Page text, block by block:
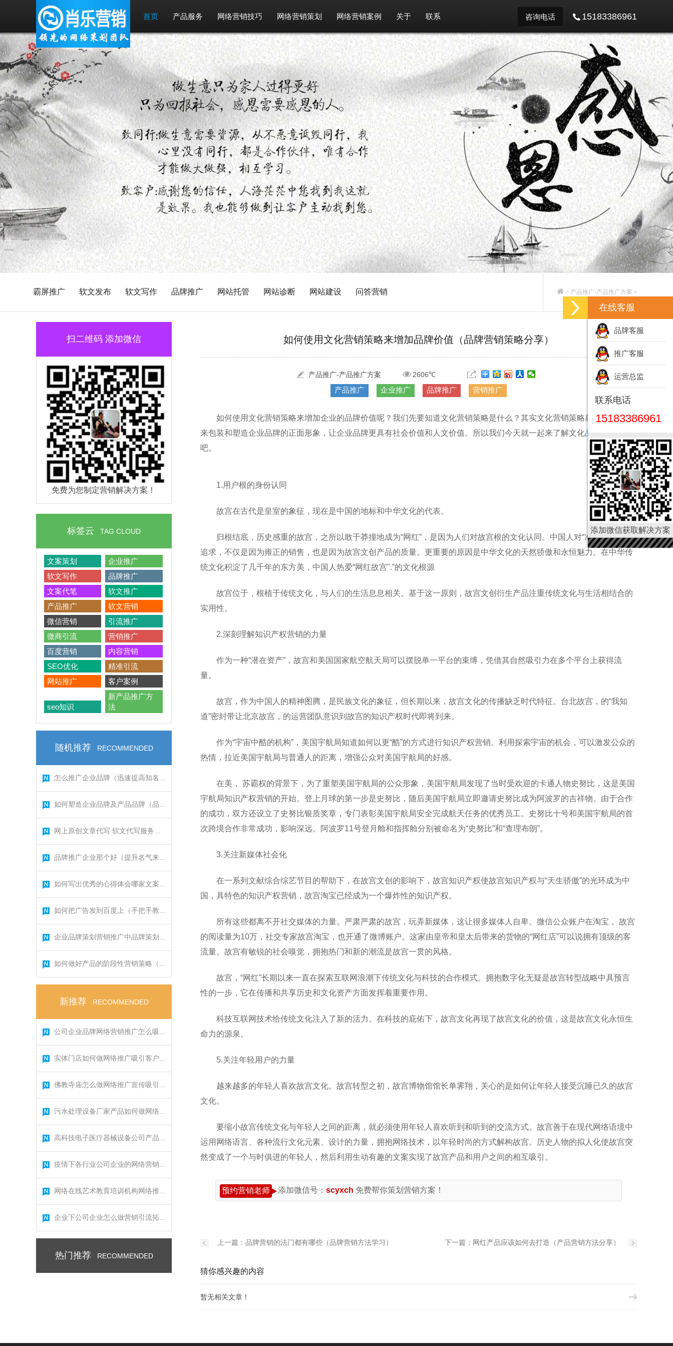
首页 产品服务 网络营销技巧 网络营销策划 网络营销案例 关于 联系 咨询电话 15183386961
霸屏推广 软文发布 软文写作 品牌推广 网站托管 网站诊断 网站建设 问答营销 > 产品推广-产品推广方案 >
扫二维码 添加微信
免费为您制定营销解决方案！
标签云 TAG CLOUD
文案策划
企业推广
软文写作
品牌推广
文案代笔
软文推广
产品推广
软文营销
微信营销
引流推广
微商引流
营销推广
百度营销
内容营销
SEO优化
精准引流
网站推广
客户案例
seo知识
新产品推广方
法
随机推荐 RECOMMENDED
怎么推广企业品牌（迅速提高知名...
如何塑造企业品牌及产品品牌（品...
网上原创文章代写 软文代写服务...
品牌推广企业那个好（提升名气来...
如何写出优秀的心得体会哪家文案...
如何把广告发到百度上（手把手教...
企业品牌策划营销推广中品牌策划...
如何做好产品的阶段性营销策略（...
新推荐 RECOMMENDED
公司企业品牌网络营销推广怎么吸...
实体门店如何做网络推广吸引客户...
佛教寺庙怎么做网络推广宣传吸引...
污水处理设备厂家产品如何做网络...
高科技电子医疗器械设备公司产品...
疫情下各行业公司企业的网络营销...
网络在线艺术教育培训机构网络推...
企业下公司企业怎么做营销引流拓...
热门推荐 RECOMMENDED
如何使用文化营销策略来增加品牌价值（品牌营销策略分享）
产品推广-产品推广方案 2606℃
产品推广 企业推广 品牌推广 营销推广
如何使用文化营销策略来增加企业的品牌价值呢？我们先要知道文化营销策略是什么？其实文化营销策略就是利用文化
来包装和塑造企业品牌的正面形象，让企业品牌更具有社会价值和人文价值。所以我们今天就一起来了解文化品牌营销策略
吧。
1.用户根的身份认同
故宫在古代是皇室的象征，现在是中国的地标和中华文化的代表。
归根结底，历史感重的故宫，之所以敢于莽撞地成为“网红”，是因为人们对故宫根的文化认同。中国人对“净红故宫"”的
追求，不仅是因为雍正的销售，也是因为故宫文创产品的质量。更重要的原因是中华文化的天然骄傲和永恒魅力。在中华传
统文化积淀了几千年的东方美，中国人热爱“网红故宫".”的文化根源
故宫位于，根植于传统文化，与人们的生活息息相关。基于这一原则，故宫文创衍生产品注重传统文化与生活相结合的
实用性。
2.深刻理解知识产权营销的力量
作为一种“潜在资产”，故宫和美国国家航空航天局可以摆脱单一平台的束缚，凭借其自然吸引力在多个平台上获得流
量。
故宫，作为中国人的精神图腾，是民族文化的象征，但长期以来，故宫文化的传播缺乏时代特征。台北故宫，的“我知
道”密封带让北京故宫，的运营团队意识到故宫的知识产权时代即将到来。
作为“宇宙中酷的机构”，美国宇航局知道如何以更“酷”的方式进行知识产权营销。利用探索宇宙的机会，可以激发公众的
热情，拉近美国宇航局与普通人的距离，增强公众对美国宇航局的好感。
在美， 苏霸权的背景下，为了重塑美国宇航局的公众形象，美国宇航局发现了当时受欢迎的卡通人物史努比，这是美国
宇航局知识产权营销的开始。登上月球的第一步是史努比，随后美国宇航局立即邀请史努比成为阿波罗的吉祥物。由于合作
的成功，双方还设立了史努比银质奖章，专门表彰美国宇航局安全完成航天任务的优秀员工。史努比十号和美国宇航局的首
次跨境合作非常成功，影响深远。阿波罗11号登月舱和指挥舱分别被命名为“史努比”和“查理布朗”。
3.关注新媒体社会化
在一系列文献综合综艺节目的帮助下，在故宫文创的影响下，故宫知识产权使故宫知识产权与“天生骄傲”的光环成为中
国，具特色的知识产权营销，故宫淘宝已经成为一个爆炸性的知识产权。
所有这些都离不开社交媒体的力量。严肃严肃的故宫，玩弄新媒体，这让很多媒体人自卑。微信公众账户在淘宝， 故宫
的阅读量为10万，社交专家故宫淘宝，也开通了微博账户。这家由皇帝和皇太后带来的货物的“网红店”可以说拥有顶级的客
流量。故宫有敏锐的社会嗅觉，拥抱热门和新的潮流是故宫一贯的风格。
故宫，“网红”长期以来一直在探索互联网浪潮下传统文化与科技的合作模式。拥抱数字化无疑是故宫转型战略中具预言
性的一步，它在传播和共享历史和文化资产方面发挥着重要作用。
科技互联网技术给传统文化注入了新的活力。在科技的庇佑下，故宫文化再现了故宫文化的价值，这是故宫文化永恒生
命力的源泉。
5.关注年轻用户的力量
越来越多的年轻人喜欢故宫文化。故宫转型之初，故宫博物馆馆长单霁翔，关心的是如何让年轻人接受沉睡已久的故宫
文化。
要缩小故宫传统文化与年轻人之间的距离，就必须使用年轻人喜欢听到和听到的交流方式。故宫善于在现代网络语境中
运用网络语言、各种流行文化元素、设计的力量，拥抱网络技术，以年轻时尚的方式解构故宫。历史人物的拟人化使故宫突
然变成了一个与时俱进的年轻人，然后利用生动有趣的文案实现了故宫产品和用户之间的相互吸引。
预约营销老师 添加微信号： scyxch 免费帮你策划营销方案！
上一篇： 品牌营销的法门都有哪些（品牌营销方法学习） 下一篇： 网红产品应该如何去打造（产品营销方法分享）
猜你感兴趣的内容
暂无相关文章！
在线客服
品牌客服
推广客服
运营总监
联系电话
15183386961
添加微信获取解决方案